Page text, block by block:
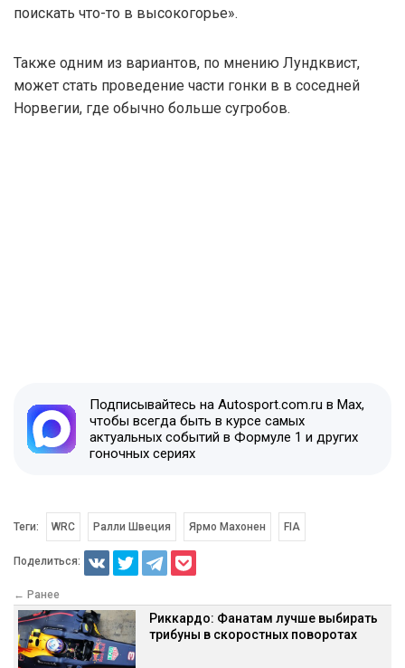
поискать что-то в высокогорье».
Также одним из вариантов, по мнению Лундквист,
может стать проведение части гонки в в соседней
Норвегии, где обычно больше сугробов.
Подписывайтесь на Autosport.com.ru в Max,
чтобы всегда быть в курсе самых
актуальных событий в Формуле 1 и других
гоночных сериях
Теги: WRC Ралли Швеция Ярмо Махонен FIA
Поделиться:
← Ранее
Риккардо: Фанатам лучше выбирать
трибуны в скоростных поворотах